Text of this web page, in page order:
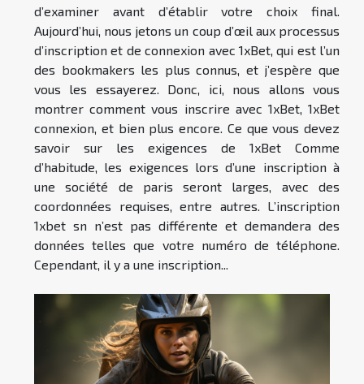
d’examiner avant d’établir votre choix final.
Aujourd’hui, nous jetons un coup d’œil aux processus
d’inscription et de connexion avec 1xBet, qui est l’un
des bookmakers les plus connus, et j’espère que
vous les essayerez. Donc, ici, nous allons vous
montrer comment vous inscrire avec 1xBet, 1xBet
connexion, et bien plus encore. Ce que vous devez
savoir sur les exigences de 1xBet Comme
d’habitude, les exigences lors d’une inscription à
une société de paris seront larges, avec des
coordonnées requises, entre autres. L’inscription
1xbet sn n’est pas différente et demandera des
données telles que votre numéro de téléphone.
Cependant, il y a une inscription...